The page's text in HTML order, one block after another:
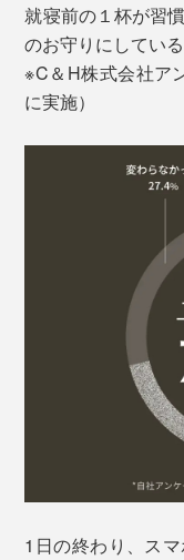
就寝前の１杯が習
のお守りにしている
※C＆H株式会社ア
に実施）
1日の終わり、ス